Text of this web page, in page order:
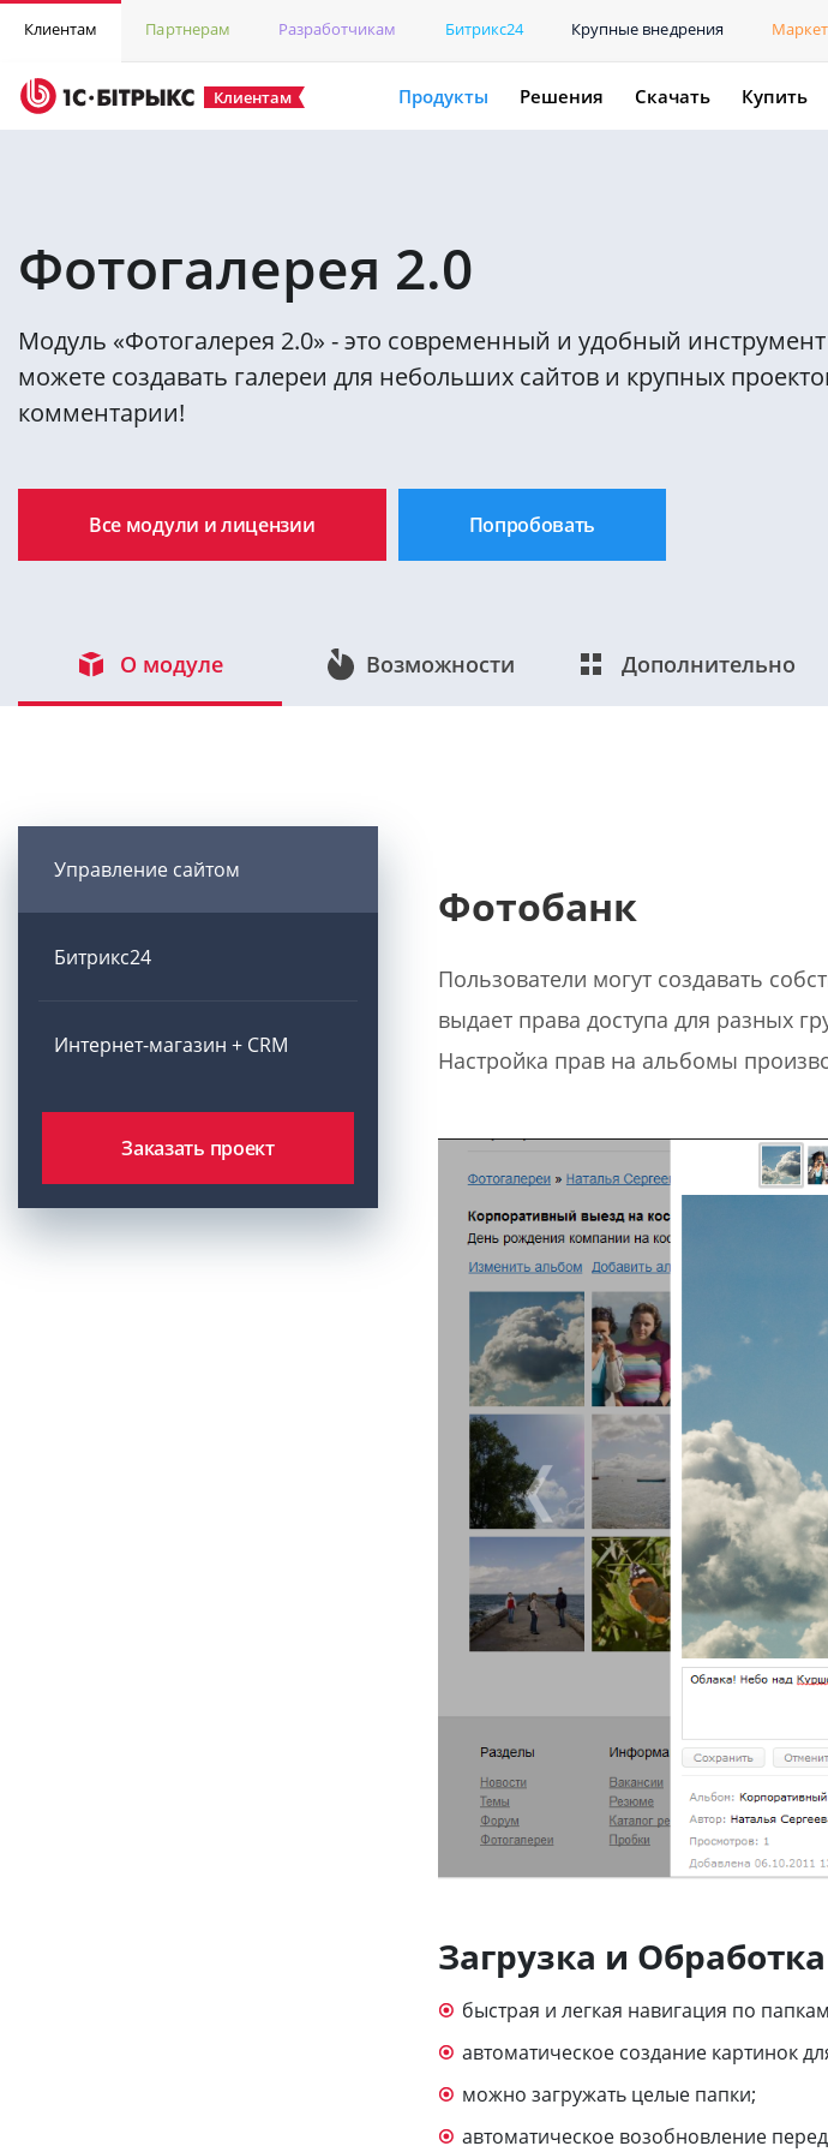
Клиентам Партнерам Разработчикам Битрикс24 Крупные внедрения
Клиентам Продукты Решения Скачать Купить
Фотогалерея 2.0
Модуль «Фотогалерея 2.0» - это современный и удобный
можете создавать галереи для небольших сайтов и крупных
комментарии!
Все модули и лицензии Попробовать
О модуле Возможности Дополнительно
Управление сайтом
Битрикс24
Интернет-магазин + CRM
Заказать проект
Фотобанк
Пользователи могут создавать
выдает права доступа для разных
Настройка прав на альбомы
Загрузка и Обработка
быстрая и легкая навигация по
автоматическое создание картинок
можно загружать целые папки;
автоматическое возобновление